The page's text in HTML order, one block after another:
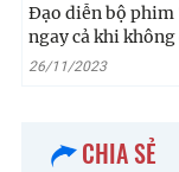
Đạo diễn bộ phim
ngay cả khi
26/11/2023
CHIA SẺ